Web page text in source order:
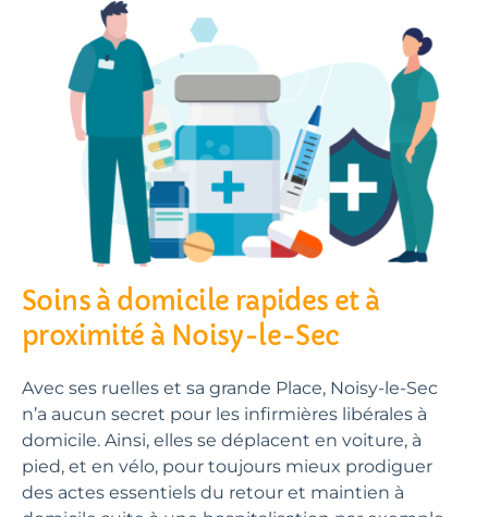
Soins à domicile rapides et à
proximité à Noisy-le-Sec
Avec ses ruelles et sa grande Place, Noisy-le-Sec
n’a aucun secret pour les infirmières libérales à
domicile. Ainsi, elles se déplacent en voiture, à
pied, et en vélo, pour toujours mieux prodiguer
des actes essentiels du retour et maintien à